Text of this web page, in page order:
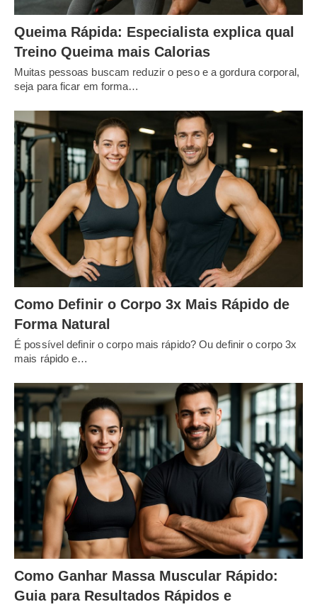
Queima Rápida: Especialista explica qual
Treino Queima mais Calorias
Muitas pessoas buscam reduzir o peso e a gordura corporal,
seja para ficar em forma…
Como Definir o Corpo 3x Mais Rápido de
Forma Natural
É possível definir o corpo mais rápido? Ou definir o corpo 3x
mais rápido e…
Como Ganhar Massa Muscular Rápido:
Guia para Resultados Rápidos e